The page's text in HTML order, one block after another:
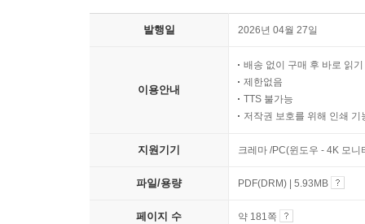
발행일 2026년 04월 27일
이용안내
배송 없이 구매 후 바로 읽기
제한없음
TTS 불가능
저작권 보호를 위해 인쇄 기
지원기기 크레마 /PC(윈도우 - 4K 모
파일/용량 PDF(DRM) | 5.93MB
페이지 수 약 181쪽